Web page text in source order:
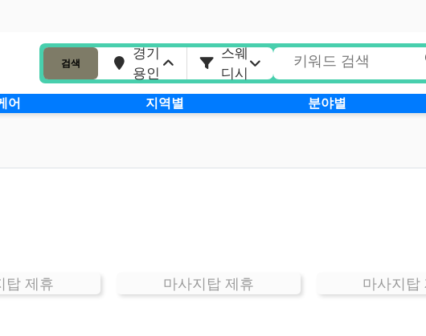
검색
경기
용인
스웨
디시
어 지역별 분야별
탑 제휴 마사지탑 제휴 마사지탑